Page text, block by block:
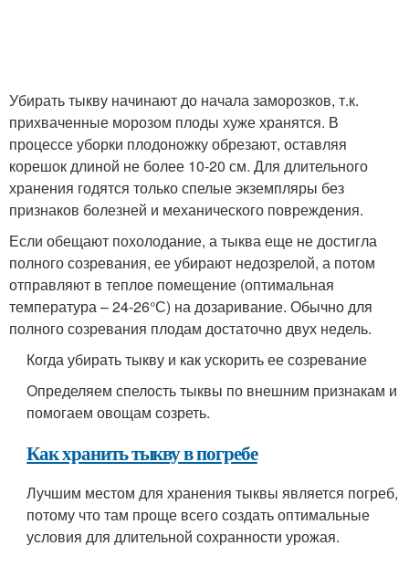
Убирать тыкву начинают до начала заморозков, т.к.
прихваченные морозом плоды хуже хранятся. В
процессе уборки плодоножку обрезают, оставляя
корешок длиной не более 10-20 см. Для длительного
хранения годятся только спелые экземпляры без
признаков болезней и механического повреждения.
Если обещают похолодание, а тыква еще не достигла
полного созревания, ее убирают недозрелой, а потом
отправляют в теплое помещение (оптимальная
температура – 24-26°С) на дозаривание. Обычно для
полного созревания плодам достаточно двух недель.
Когда убирать тыкву и как ускорить ее созревание
Определяем спелость тыквы по внешним признакам и
помогаем овощам созреть.
Как хранить тыкву в погребе
Лучшим местом для хранения тыквы является погреб,
потому что там проще всего создать оптимальные
условия для длительной сохранности урожая.